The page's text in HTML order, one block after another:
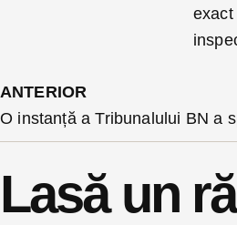
exact
ANTERIOR
Lasă un